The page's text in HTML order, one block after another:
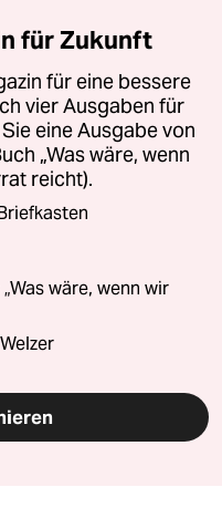
für Zukunft
für eine bessere
vier Ausgaben für
eine Ausgabe von
„Was wäre, wenn
reicht).
wäre, wenn wir